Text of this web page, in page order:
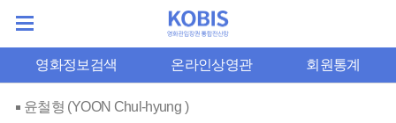
영화정보검색 온라인상영관 회원통계
윤철형 (YOON Chul-hyung )